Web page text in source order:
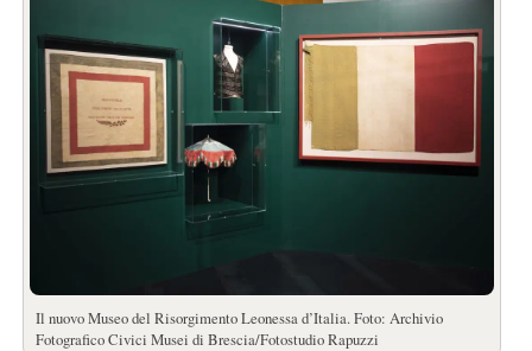
Il nuovo Museo del Risorgimento Leonessa d’Italia. Foto: Archivio
Fotografico Civici Musei di Brescia/Fotostudio Rapuzzi